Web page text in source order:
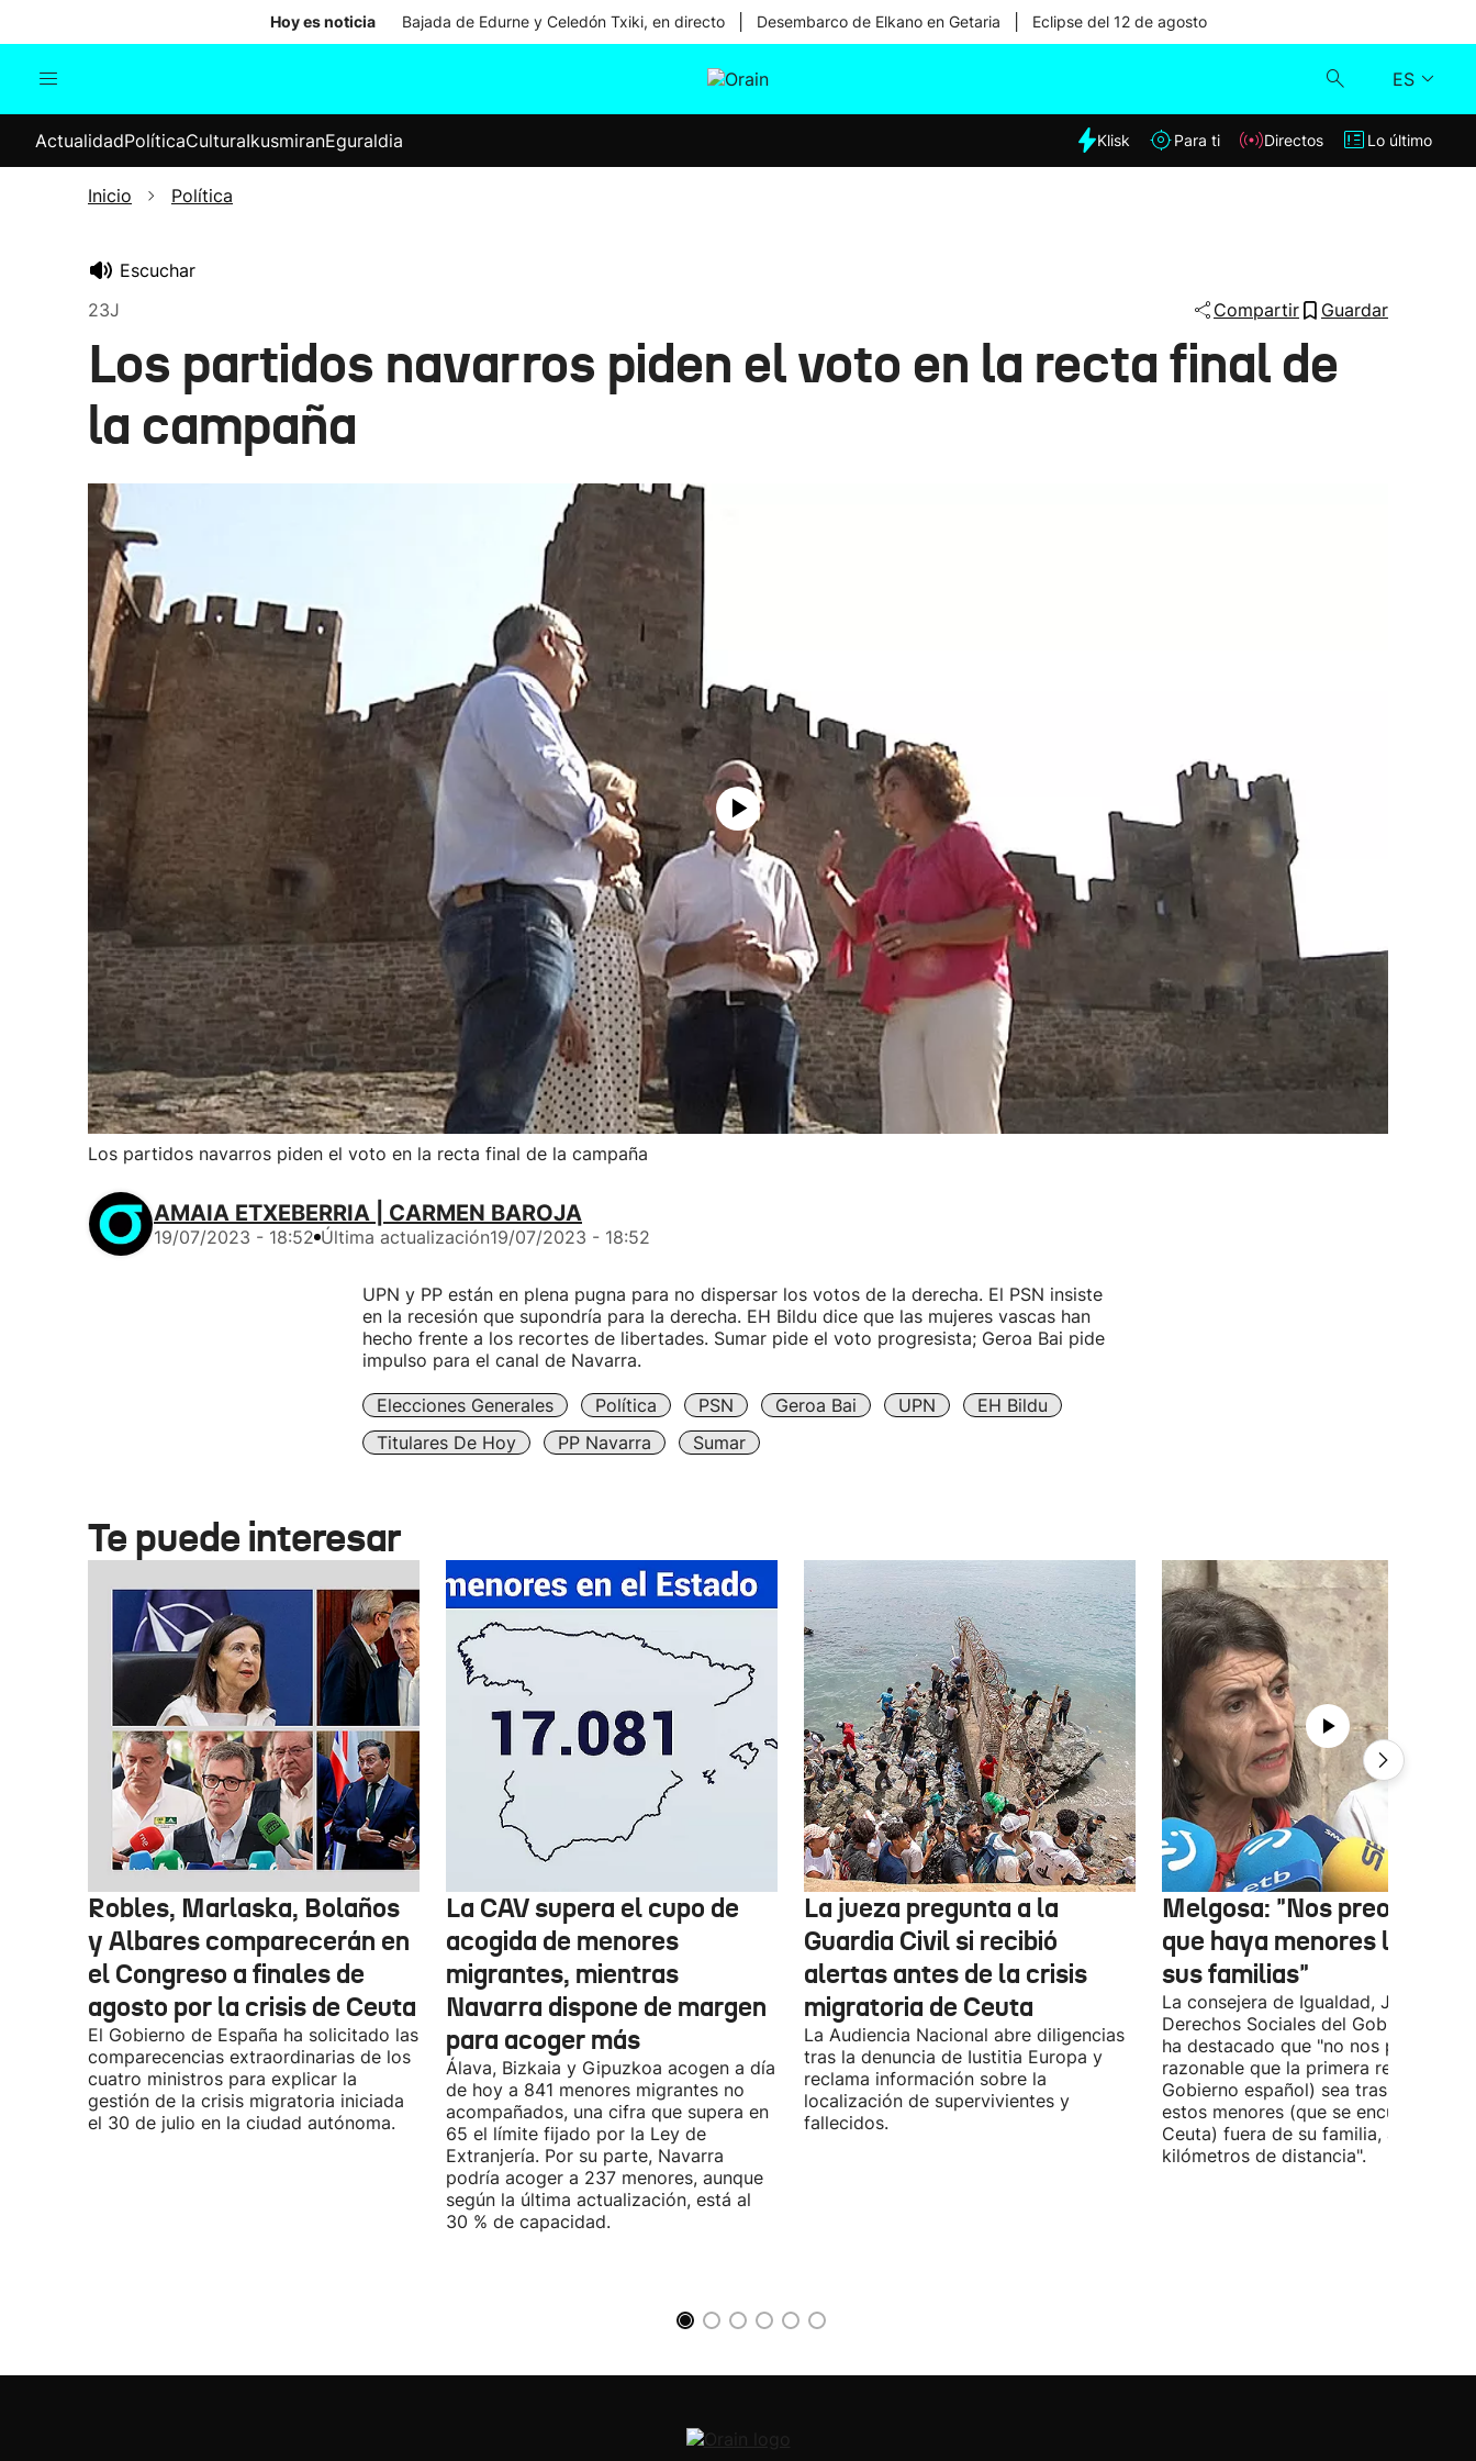
Hoy es noticia Bajada de Edurne y Celedón Txiki, en directo Desembarco de Elkano en Getaria Eclipse del 12 de agosto
ES
Internacional
Elecciones
Klisk
ActualidadPolíticaCulturaIkusmiranEguraldia Klisk Para ti Directos Lo último
Inicio Política
Escuchar
23J
Compartir Guardar
Los partidos navarros piden el voto en la recta final de
la campaña
Los partidos navarros piden el voto en la recta final de la campaña
AMAIA ETXEBERRIA | CARMEN BAROJA
19/07/2023 - 18:52 Última actualización19/07/2023 - 18:52
UPN y PP están en plena pugna para no dispersar los votos de la derecha. El PSN insiste
en la recesión que supondría para la derecha. EH Bildu dice que las mujeres vascas han
hecho frente a los recortes de libertades. Sumar pide el voto progresista; Geroa Bai pide
impulso para el canal de Navarra.
Elecciones Generales Política PSN Geroa Bai UPN
EH Bildu
Titulares De Hoy
PP Navarra Sumar
Te puede interesar
Robles, Marlaska, Bolaños
y Albares comparecerán en
el Congreso a finales de
agosto por la crisis de Ceuta
El Gobierno de España ha solicitado las
comparecencias extraordinarias de los
cuatro ministros para explicar la
gestión de la crisis migratoria iniciada
el 30 de julio en la ciudad autónoma.
La CAV supera el cupo de
acogida de menores
migrantes, mientras
Navarra dispone de margen
para acoger más
Álava, Bizkaia y Gipuzkoa acogen a día
de hoy a 841 menores migrantes no
acompañados, una cifra que supera en
65 el límite fijado por la Ley de
Extranjería. Por su parte, Navarra
podría acoger a 237 menores, aunque
según la última actualización, está al
30 % de capacidad.
La jueza pregunta a la
Guardia Civil si recibió
alertas antes de la crisis
migratoria de Ceuta
La Audiencia Nacional abre diligencias
tras la denuncia de Iustitia Europa y
reclama información sobre la
localización de supervivientes y
fallecidos.
Melgosa: "Nos preocupa
que haya menores lejos de
sus familias"
La consejera de Igualdad, Justicia y
Derechos Sociales del Gobierno
ha destacado que "no nos parece
razonable que la primera respuesta
Gobierno español) sea trasladar a
estos menores (que se encuentran en
Ceuta) fuera de su familia, a miles de
kilómetros de distancia".